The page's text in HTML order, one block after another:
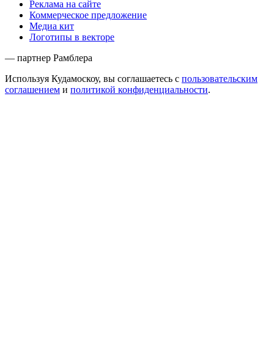
Реклама на сайте
Коммерческое предложение
Медиа кит
Логотипы в векторе
— партнер Рамблера
Используя Кудамоскоу, вы соглашаетесь с пользовательским
соглашением и политикой конфиденциальности.